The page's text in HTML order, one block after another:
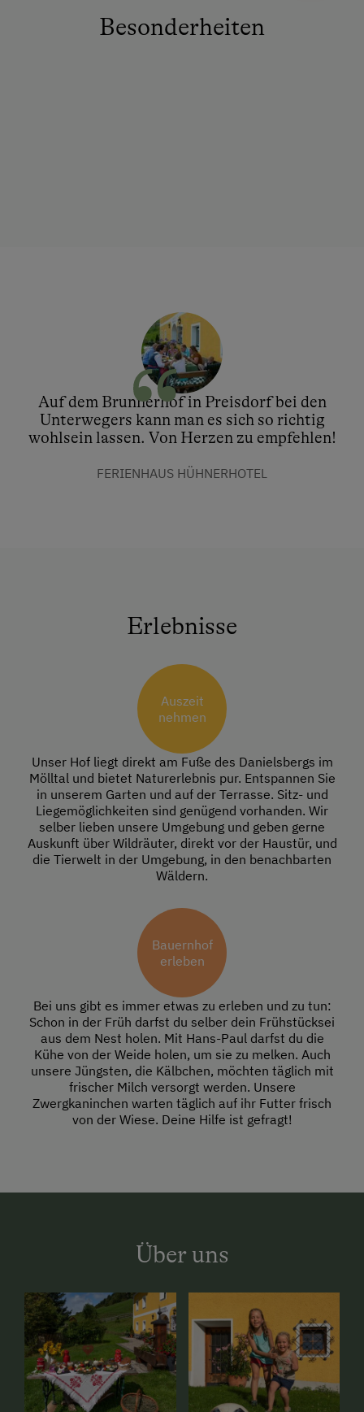
Besonderheiten
Auf dem Brunnerhof in Preisdorf bei den
Unterwegers kann man es sich so richtig
wohlsein lassen. Von Herzen zu empfehlen!
FERIENHAUS HÜHNERHOTEL
Erlebnisse
Auszeit
nehmen
Unser Hof liegt direkt am Fuße des Danielsbergs im
Mölltal und bietet Naturerlebnis pur. Entspannen Sie
in unserem Garten und auf der Terrasse. Sitz- und
Liegemöglichkeiten sind genügend vorhanden. Wir
selber lieben unsere Umgebung und geben gerne
Auskunft über Wildräuter, direkt vor der Haustür, und
die Tierwelt in der Umgebung, in den benachbarten
Wäldern.
Bauernhof
erleben
Bei uns gibt es immer etwas zu erleben und zu tun:
Schon in der Früh darfst du selber dein Frühstücksei
aus dem Nest holen. Mit Hans-Paul darfst du die
Kühe von der Weide holen, um sie zu melken. Auch
unsere Jüngsten, die Kälbchen, möchten täglich mit
frischer Milch versorgt werden. Unsere
Zwergkaninchen warten täglich auf ihr Futter frisch
von der Wiese. Deine Hilfe ist gefragt!
Über uns